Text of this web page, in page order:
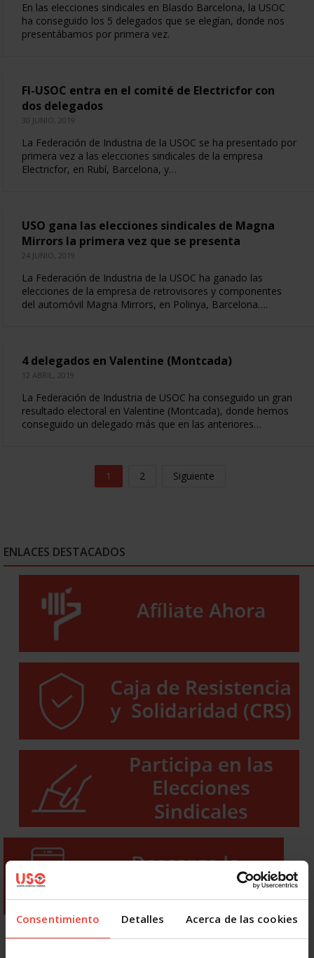
Consentimiento Detalles Acerca de las cookies
En las elecciones sindicales en Blasdo Barcelona, la USOC
ha conseguido los 5 delegados que se elegían, donde nos
presentábamos por primera vez.
FI-USOC entra en el comité de Electricfor con
dos delegados
30 JUNIO, 2019
La Federación de Industria de la USOC se ha presentado por
primera vez a las elecciones sindicales de la empresa
Electricfor, en Rubí, Barcelona, y…
USO gana las elecciones sindicales de Magna
Mirrors la primera vez que se presenta
24 JUNIO, 2019
La Federación de Industria de la USOC ha ganado las
elecciones de la empresa de retrovisores y componentes
del automóvil Magna Mirrors, en Polinya, Barcelona….
4 delegados en Valentine (Montcada)
12 ABRIL, 2019
La Federación de Industria de USOC ha conseguido un gran
resultado electoral en Valentine (Montcada), donde hemos
conseguido un delegado más que en las anteriores…
1 2 Siguiente
ENLACES DESTACADOS